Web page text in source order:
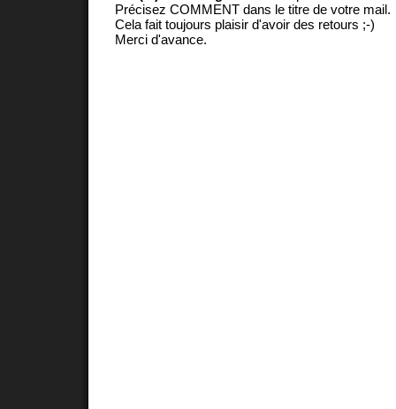
Précisez COMMENT dans le titre de votre mail.
Cela fait toujours plaisir d'avoir des retours ;-)
Merci d'avance.